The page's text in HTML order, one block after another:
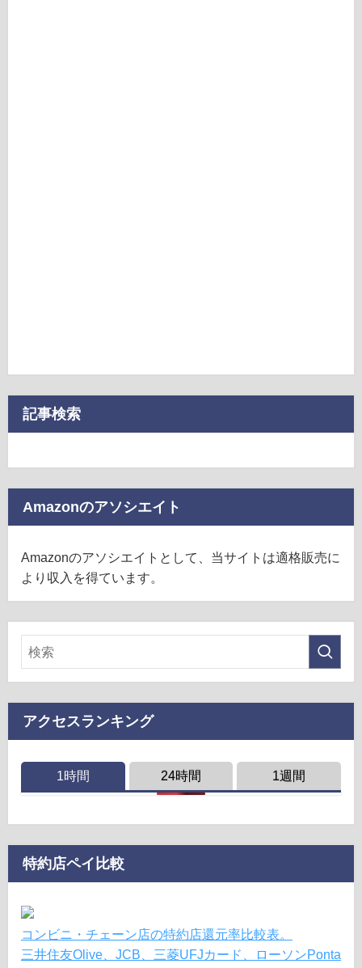
記事検索
Amazonのアソシエイト
Amazonのアソシエイトとして、当サイトは適格販売に
より収入を得ています。
アクセスランキング
1時間 24時間 1週間
特約店ペイ比較
コンビニ・チェーン店の特約店還元率比較表。
三井住友Olive、JCB、三菱UFJカード、ローソンPonta